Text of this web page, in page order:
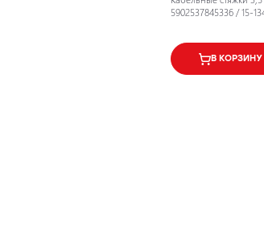
5902537845336 / 15-
В КОРЗИНУ